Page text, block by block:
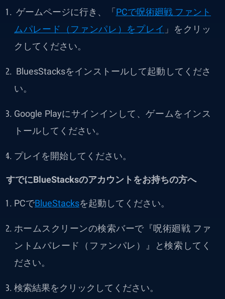
ゲームページに行き、「 PCで呪術廻戦 ファント
ムパレード（ファンパレ）をプレイ 」 をクリッ
クしてください。
BluesStacksをインストールして起動してくださ
い。
Google Playにサインインして、ゲームをインス
トールしてください。
プレイを開始してください。
すでにBlueStacksのアカウントをお持ちの方へ
PCでBlueStacksを起動してください。
ホームスクリーンの検索バーで『呪術廻戦 ファ
ントムパレード（ファンパレ）』と検索してく
ださい。
検索結果をクリックしてください。